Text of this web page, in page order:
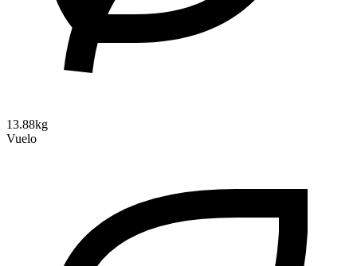
13.88kg
Vuelo